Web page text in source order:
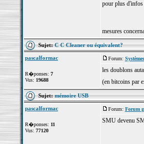
pour plus d'infos
mesures
Sujet:C C Cleaner ou équivalent?
pascalformac
R�ponses: 7
Vus: 19688
Forum:
les doublons
(en bitcoins par
Sujet:mémoire USB
pascalformac
R�ponses: 11
Vus: 77120
Forum: Forum
SMU devenu